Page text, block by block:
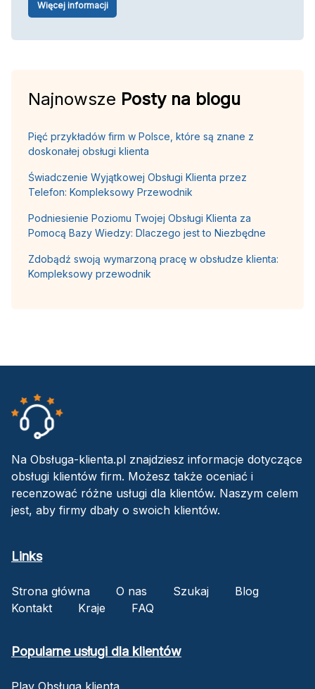
Więcej informacji
Najnowsze Posty na blogu
Pięć przykładów firm w Polsce, które są znane z
doskonałej obsługi klienta
Świadczenie Wyjątkowej Obsługi Klienta przez
Telefon: Kompleksowy Przewodnik
Podniesienie Poziomu Twojej Obsługi Klienta za
Pomocą Bazy Wiedzy: Dlaczego jest to Niezbędne
Zdobądź swoją wymarzoną pracę w obsłudze klienta:
Kompleksowy przewodnik
Na Obsługa-klienta.pl znajdziesz informacje dotyczące
obsługi klientów firm. Możesz także oceniać i
recenzować różne usługi dla klientów. Naszym celem
jest, aby firmy dbały o swoich klientów.
Links
Strona główna O nas Szukaj
Blog
Kontakt
Kraje FAQ
Popularne usługi dla klientów
Play Obsługa klienta